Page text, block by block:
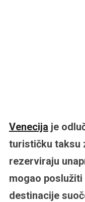
Venecija je
turističku taksu
rezerviraju
mogao
destinacije